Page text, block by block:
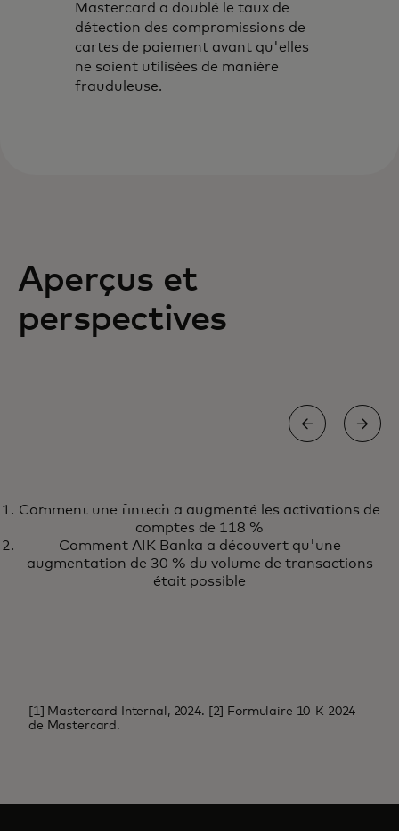
Mastercard a doublé le taux de
détection des compromissions de
cartes de paiement avant qu'elles
ne soient utilisées de manière
frauduleuse.
Aperçus et
perspectives
Découvrez les dernières
perspectives et actualités sur l'IA
de Mastercard
En savoir plus
Comment une fintech a augmenté les activations de
comptes de 118 %
Comment AIK Banka a découvert qu'une
augmentation de 30 % du volume de transactions
était possible
[1] Mastercard Internal, 2024. [2] Formulaire 10-K 2024
de Mastercard.